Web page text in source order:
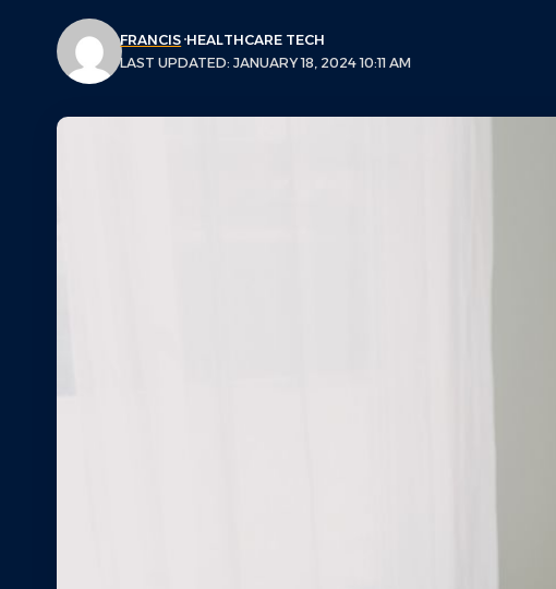
LAST UPDATED: JANUARY 18, 2024 10:11 AM
FRANCIS HEALTHCARE TECH